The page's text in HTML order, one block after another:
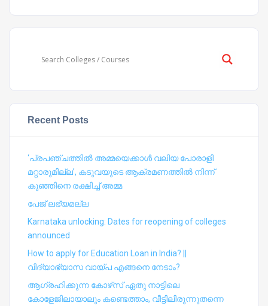
Recent Posts
‘പ്രപഞ്ചത്തില്‍ അമ്മയെക്കാള്‍ വലിയ പോരാളി
മറ്റാരുമില്ല’, കടുവയുടെ ആക്രമണത്തില്‍ നിന്ന്
കുഞ്ഞിനെ രക്ഷിച്ച് അമ്മ
പേജ് ലഭ്യമല്ല
Karnataka unlocking: Dates for reopening of colleges
announced
How to apply for Education Loan in India? ||
വിദ്യാഭ്യാസ വായ്പ എങ്ങനെ നേടാം?
ആഗ്രഹിക്കുന്ന കോഴ്‍സ് ഏതു നാട്ടിലെ
കോളേജിലായാലും കണ്ടെത്താം, വീട്ടിലിരുന്നുതന്നെ